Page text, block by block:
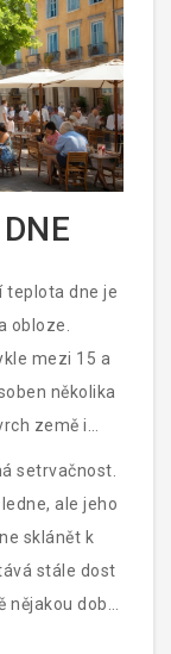
teplota dne je
obloze.
mezi 15 a
několika
země i
setrvačnost.
ale jeho
sklánět k
stále dost
nějakou dobu